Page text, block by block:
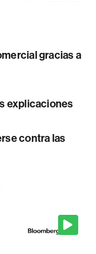
gracias a
explicaciones
contra las